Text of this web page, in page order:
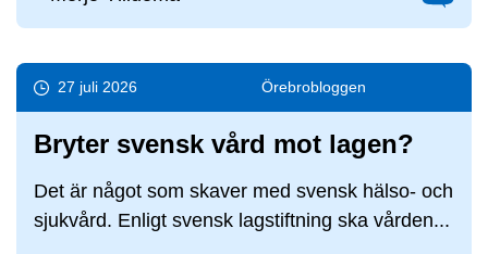
27 juli 2026 Örebro­bloggen
Bryter svensk vård mot lagen?
Det är något som skaver med svensk hälso- och
sjukvård. Enligt svensk lagstiftning ska vården...